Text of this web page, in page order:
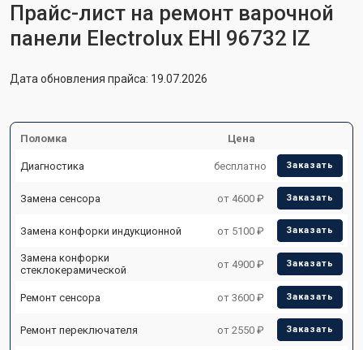
Прайс-лист на ремонт варочной
панели Electrolux EHI 96732 IZ
Дата обновления прайса: 19.07.2026
Поломка Цена
Диагностика бесплатно Заказать
Замена сенсора от 4600 ₽ Заказать
Замена конфорки индукционной от 5100 ₽ Заказать
Замена конфорки
стеклокерамической
от 4900 ₽ Заказать
Ремонт сенсора от 3600 ₽ Заказать
Ремонт переключателя от 2550 ₽ Заказать